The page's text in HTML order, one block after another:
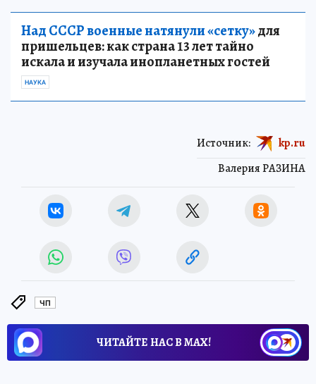
Над СССР военные натянули «сетку»для
пришельцев: как страна 13 лет тайно
искала и изучала инопланетных гостей
НАУКА
Валерия РАЗИНА
Источник: kp.ru
ЧП
ЧИТАЙТЕ НАС В МАХ!